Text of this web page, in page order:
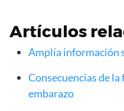
Artículos
Amplía información
Consecuencias de
embarazo